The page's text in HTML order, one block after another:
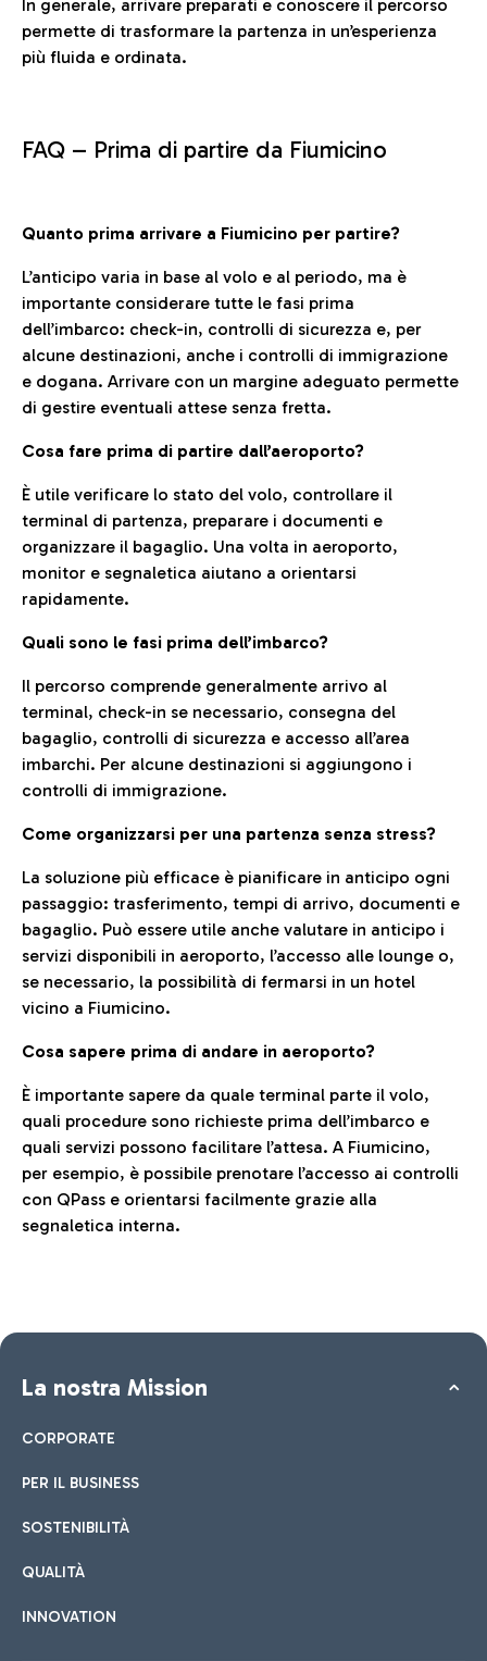
In generale, arrivare preparati e conoscere il percorso
permette di trasformare la partenza in un’esperienza
più fluida e ordinata.
FAQ – Prima di partire da Fiumicino
Quanto prima arrivare a Fiumicino per partire?
L’anticipo varia in base al volo e al periodo, ma è
importante considerare tutte le fasi prima
dell’imbarco: check-in, controlli di sicurezza e, per
alcune destinazioni, anche i controlli di immigrazione
e dogana. Arrivare con un margine adeguato permette
di gestire eventuali attese senza fretta.
Cosa fare prima di partire dall’aeroporto?
È utile verificare lo stato del volo, controllare il
terminal di partenza, preparare i documenti e
organizzare il bagaglio. Una volta in aeroporto,
monitor e segnaletica aiutano a orientarsi
rapidamente.
Quali sono le fasi prima dell’imbarco?
Il percorso comprende generalmente arrivo al
terminal, check-in se necessario, consegna del
bagaglio, controlli di sicurezza e accesso all’area
imbarchi. Per alcune destinazioni si aggiungono i
controlli di immigrazione.
Come organizzarsi per una partenza senza stress?
La soluzione più efficace è pianificare in anticipo ogni
passaggio: trasferimento, tempi di arrivo, documenti e
bagaglio. Può essere utile anche valutare in anticipo i
servizi disponibili in aeroporto, l’accesso alle lounge o,
se necessario, la possibilità di fermarsi in un hotel
vicino a Fiumicino.
Cosa sapere prima di andare in aeroporto?
È importante sapere da quale terminal parte il volo,
quali procedure sono richieste prima dell’imbarco e
quali servizi possono facilitare l’attesa. A Fiumicino,
per esempio, è possibile prenotare l’accesso ai controlli
con QPass e orientarsi facilmente grazie alla
segnaletica interna.
La nostra Mission
CORPORATE
PER IL BUSINESS
SOSTENIBILITÀ
QUALITÀ
INNOVATION